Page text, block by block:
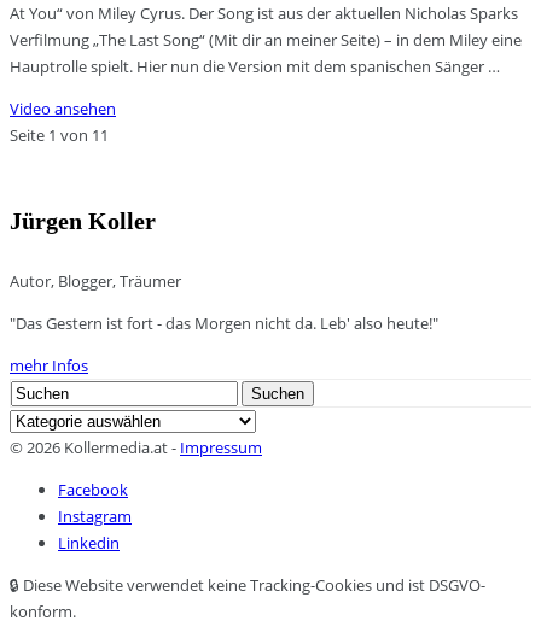
At You“ von Miley Cyrus. Der Song ist aus der aktuellen Nicholas Sparks
Verfilmung „The Last Song“ (Mit dir an meiner Seite) – in dem Miley eine
Hauptrolle spielt. Hier nun die Version mit dem spanischen Sänger …
Video ansehen
Seite 1 von 11
Jürgen Koller
Autor, Blogger, Träumer
"Das Gestern ist fort - das Morgen nicht da. Leb' also heute!"
mehr Infos
Search
for:
Suchen
Kategorien
© 2026 Kollermedia.at - Impressum
Facebook
Instagram
Linkedin
🔒 Diese Website verwendet keine Tracking-Cookies und ist DSGVO-
konform.